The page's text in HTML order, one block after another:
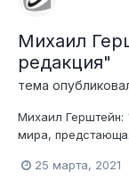
Михаил
редакция"
тема
Михаил Герштейн:
мира,
редакционной
25 марта, 2021